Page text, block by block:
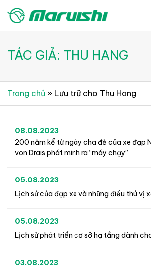
Skip
content
Xe đạp Nhật Bản
Since 1894
Xe đạp Nhật Bản nguyên thùng mới
TÁC GIẢ: THU HANG
Trang chủ » Lưu trữ cho Thu Hang
08.08.2023
200 năm kể từ ngày cha đẻ của xe đạp
von Drais phát minh ra “máy chạy”
05.08.2023
Lịch sử của đạp xe và những điều thú vị
05.08.2023
Lịch sử phát triển cơ sở hạ tầng dành
03.08.2023